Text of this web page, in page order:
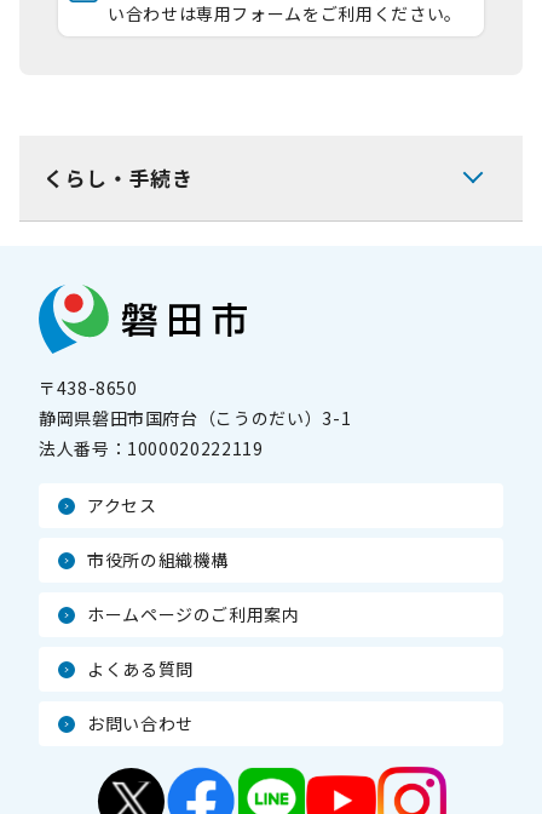
い合わせは専用フォームをご利用ください。
くらし・手続き
〒438-8650
静岡県磐田市国府台（こうのだい）3-1
法人番号： 1000020222119
アクセス
市役所の組織機構
ホームページのご利用案内
よくある質問
お問い合わせ